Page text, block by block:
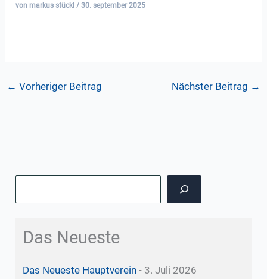
von markus stückl /30. september 2025
← Vorheriger Beitrag Nächster Beitrag →
Das Neueste
Das Neueste Hauptverein- 3. Juli 2026